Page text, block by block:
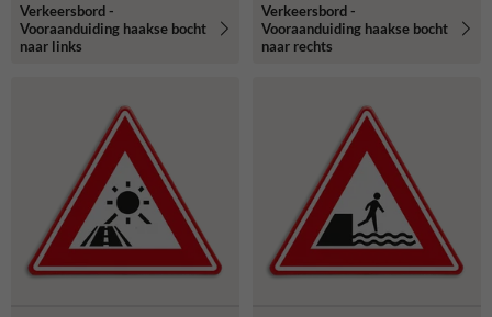
Verkeersbord -
Vooraanduiding haakse bocht
naar links
Verkeersbord -
Vooraanduiding haakse bocht
naar rechts